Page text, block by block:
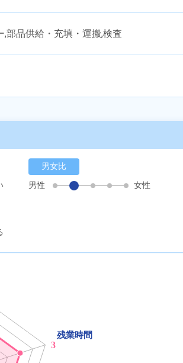
部品供給・充填・運搬,検査
男女比
男性
女性
あるモノに魅了され続け気がつけばマニア